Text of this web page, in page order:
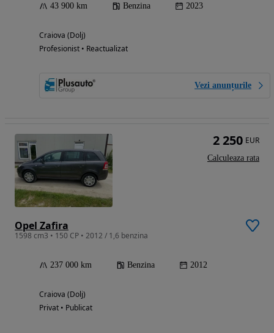
43 900 km Benzina 2023
Craiova (Dolj)
Profesionist • Reactualizat
Vezi anunțurile
Opel Zafira
1598 cm3 • 150 CP • 2012 / 1,6 benzina
237 000 km Benzina 2012
Craiova (Dolj)
Privat • Publicat
2 250 EUR
Calculeaza rata